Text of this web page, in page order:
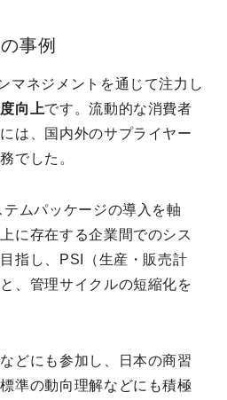
事例
マネジメントを通じて注力し
向上です。流動的な消費者
は、国内外のサプライヤー
でした。
ムパッケージの導入を軸
に存在する企業間でのシス
指し、PSI（生産・販売計
、管理サイクルの短縮化を
どにも参加し、日本の商習
準の動向理解などにも積極